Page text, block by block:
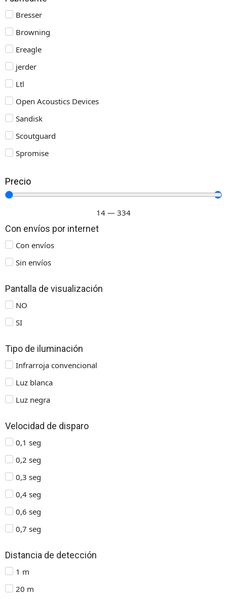
Bresser
Browning
Ereagle
jerder
Ltl
Open Acoustics Devices
Sandisk
Scoutguard
Spromise
Precio
14 — 334
Con envíos por internet
Con envíos
Sin envíos
Pantalla de visualización
NO
SI
Tipo de iluminación
Infrarroja convencional
Luz blanca
Luz negra
Velocidad de disparo
0,1 seg
0,2 seg
0,3 seg
0,4 seg
0,6 seg
0,7 seg
Distancia de detección
1 m
20 m